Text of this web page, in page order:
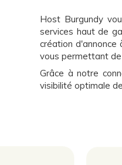
Host Burgundy
services haut de
création d'annonce
vous permettant
Grâce à notre
visibilité optimale